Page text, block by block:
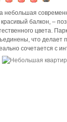
небольшая
красивый балкон, –
цвета.
что делает
сочетается с